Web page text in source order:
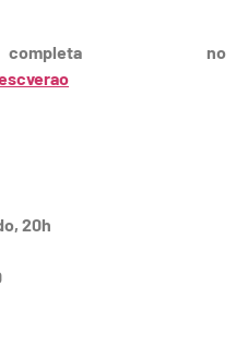
completa no
20h